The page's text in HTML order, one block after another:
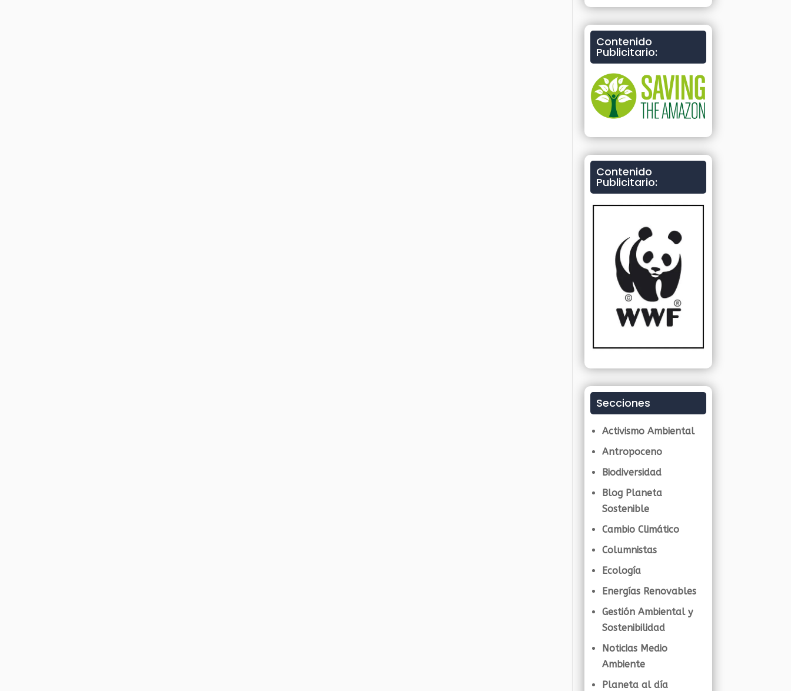
Contenido
Publicitario:
Contenido
Publicitario:
Secciones
Activismo Ambiental
Antropoceno
Biodiversidad
Blog Planeta
Sostenible
Cambio Climático
Columnistas
Ecología
Energías Renovables
Gestión Ambiental y
Sostenibilidad
Noticias Medio
Ambiente
Planeta al día